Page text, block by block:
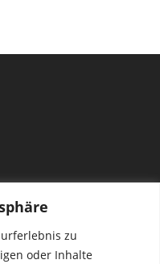
zu
oder Inhalte